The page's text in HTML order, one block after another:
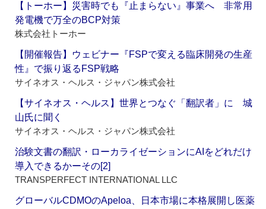
【トーホー】災害時でも『止まらない』事業へ 非常用
発電機で万全のBCP対策
株式会社トーホー
【開催報告】ウェビナー『FSPで変える臨床開発の生産
性』で振り返るFSP戦略
サイネオス・ヘルス・ジャパン株式会社
【サイネオス・ヘルス】世界とつなぐ「翻訳者」に 城
山氏に聞く
サイネオス・ヘルス・ジャパン株式会社
治験文書の翻訳・ローカライゼーションにAIをどれだけ
導入できるかーその[2]
TRANSPERFECT INTERNATIONAL LLC
グローバルCDMOのApeloa、日本市場に本格展開し医薬